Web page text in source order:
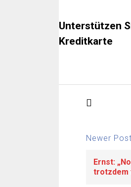
Unterstützen
Kreditkarte
Newer Post
Ernst:
trotzdem